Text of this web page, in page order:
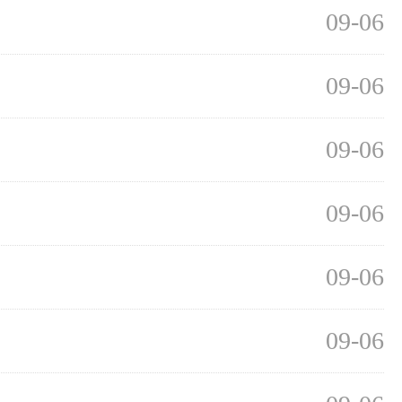
09-06
09-06
09-06
09-06
09-06
09-06